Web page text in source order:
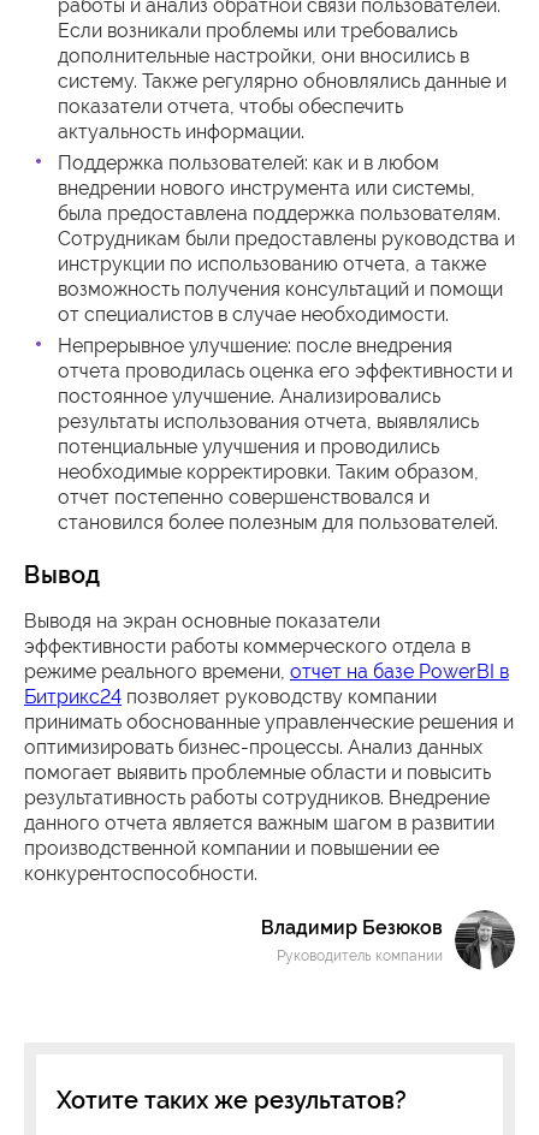
работы и анализ обратной связи пользователей.
Если возникали проблемы или требовались
дополнительные настройки, они вносились в
систему. Также регулярно обновлялись данные и
показатели отчета, чтобы обеспечить
актуальность информации.
Поддержка пользователей: как и в любом
внедрении нового инструмента или системы,
была предоставлена поддержка пользователям.
Сотрудникам были предоставлены руководства и
инструкции по использованию отчета, а также
возможность получения консультаций и помощи
от специалистов в случае необходимости.
Непрерывное улучшение: после внедрения
отчета проводилась оценка его эффективности и
постоянное улучшение. Анализировались
результаты использования отчета, выявлялись
потенциальные улучшения и проводились
необходимые корректировки. Таким образом,
отчет постепенно совершенствовался и
становился более полезным для пользователей.
Вывод
Выводя на экран основные показатели
эффективности работы коммерческого отдела в
режиме реального времени, отчет на базе PowerBI в
Битрикс24 позволяет руководству компании
принимать обоснованные управленческие решения и
оптимизировать бизнес-процессы. Анализ данных
помогает выявить проблемные области и повысить
результативность работы сотрудников. Внедрение
данного отчета является важным шагом в развитии
производственной компании и повышении ее
конкурентоспособности.
Владимир Безюков
Руководитель компании
Хотите таких же результатов?